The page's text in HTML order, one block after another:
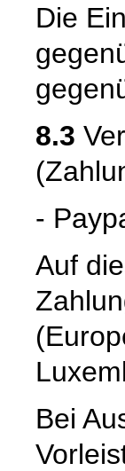
Die
8.3
-
Auf
Bei